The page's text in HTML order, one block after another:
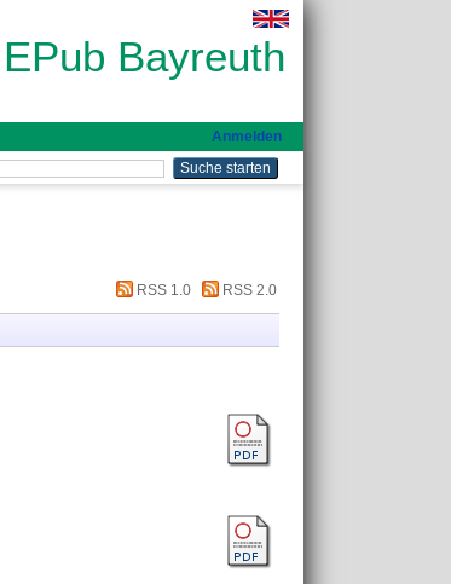
EPub Bayreuth
Anmelden
RSS 1.0 RSS 2.0